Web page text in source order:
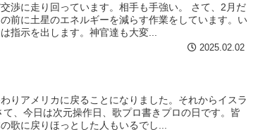
渉に走り回っています。相手も手強い。 さて、2月だ
前に土星のエネルギーを減らす作業をしています。い
指示を出します。神官達も大変...
2025.02.02
りアメリカに戻ることになりました。それからイスラ
、今日は次元操作日、歌プロ書きプロの日です。皆
歌に戻りほっとした人もいるでし...